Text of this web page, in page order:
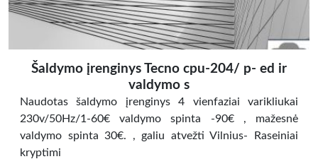
Šaldymo įrenginys Tecno cpu-204/ p- ed ir
valdymo s
Naudotas šaldymo įrenginys 4 vienfaziai varikliukai
230v/50Hz/1-60€ valdymo spinta -90€ , mažesnė
valdymo spinta 30€. , galiu atvežti Vilnius- Raseiniai
kryptimi